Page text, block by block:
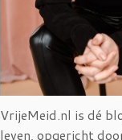
VrijeMeid.nl is dé
leven, opgericht